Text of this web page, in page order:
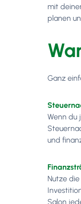
mit
planen
Ganz
Wenn du
und
Nutze
Salon